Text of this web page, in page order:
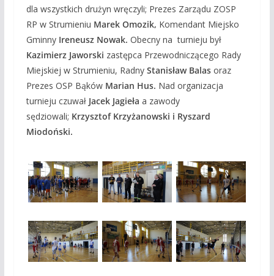
dla wszystkich drużyn wręczyli; Prezes Zarządu ZOSP
RP w Strumieniu Marek Omozik, Komendant Miejsko
GminnyIreneusz Nowak. Obecny na turnieju był
Kazimierz Jaworski zastępca Przewodniczącego Rady
Miejskiej w Strumieniu, Radny Stanisław Balas oraz
Prezes OSP Bąków Marian Hus. Nad organizacja
turnieju czuwałJacek Jagieła a zawody
sędziowali; Krzysztof Krzyżanowski i Ryszard
Miodoński.